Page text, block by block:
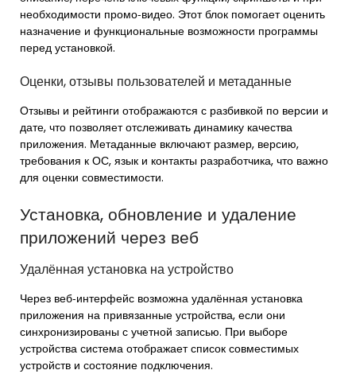
необходимости промо‑видео. Этот блок помогает оценить
назначение и функциональные возможности программы
перед установкой.
Оценки, отзывы пользователей и метаданные
Отзывы и рейтинги отображаются с разбивкой по версии и
дате, что позволяет отслеживать динамику качества
приложения. Метаданные включают размер, версию,
требования к ОС, язык и контакты разработчика, что важно
для оценки совместимости.
Установка, обновление и удаление
приложений через веб
Удалённая установка на устройство
Через веб‑интерфейс возможна удалённая установка
приложения на привязанные устройства, если они
синхронизированы с учетной записью. При выборе
устройства система отображает список совместимых
устройств и состояние подключения.